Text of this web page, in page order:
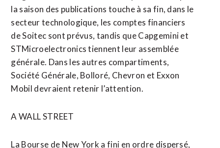
la saison des publications touche à sa fin, dans le
secteur technologique, les comptes financiers
de Soitec sont prévus, tandis que Capgemini et
STMicroelectronics tiennent leur assemblée
générale. Dans les autres compartiments,
Société Générale, Bolloré, Chevron et Exxon
Mobil devraient retenir l’attention.
A WALL STREET
La Bourse de New York a fini en ordre dispersé,